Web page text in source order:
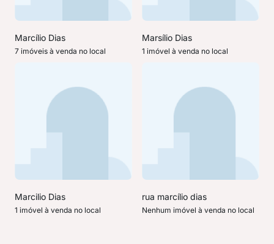
Marcílio Dias
7 imóveis à venda no local
Marsílio Dias
1 imóvel à venda no local
Marcilio Dias
1 imóvel à venda no local
rua marcílio dias
Nenhum imóvel à venda no local